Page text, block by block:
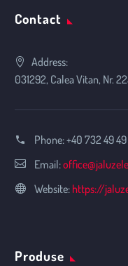
Contact
Address:
031292, Calea Vitan, Nr.
Phone:+40 732 49
Email:
Website: https://
Produse